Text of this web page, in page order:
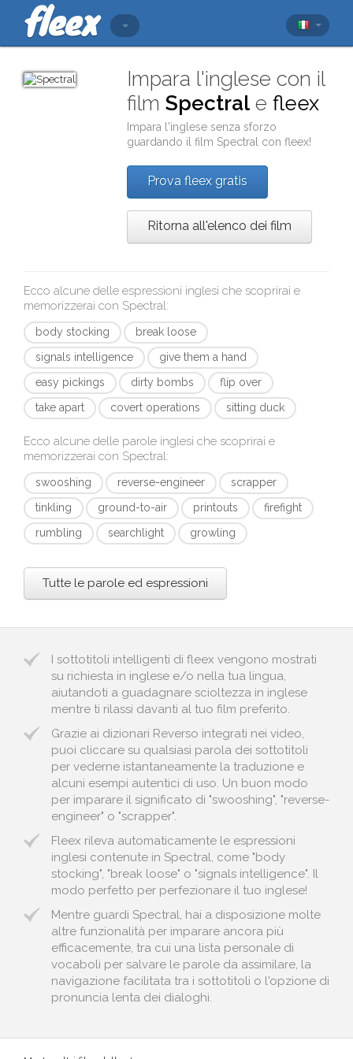
Impara l'inglese con il
filmSpectral efleex
Impara l'inglese senza sforzo
guardando il film Spectral confleex!
Prova fleex gratis
Ritorna all'elenco dei film
Ecco alcune delle espressioni inglesi che scoprirai e
memorizzerai con Spectral:
body stocking
break loose
signals intelligence
give them a hand
easy pickings
dirty bombs
flip over
take apart
covert operations sitting duck
Ecco alcune delle parole inglesi che scoprirai e
memorizzerai con Spectral:
swooshing reverse-engineer
scrapper
tinkling
ground-to-air printouts
firefight
rumbling
searchlight growling
Tutte le parole ed espressioni
I sottotitoli intelligenti di fleex vengono mostrati
su richiesta in inglese e/o nella tua lingua,
aiutandoti a guadagnare scioltezza in inglese
mentre ti rilassi davanti al tuo film preferito.
Grazie ai dizionari Reverso integrati nei video,
puoi cliccare su qualsiasi parola dei sottotitoli
per vederne istantaneamente la traduzione e
alcuni esempi autentici di uso. Un buon modo
per imparare il significato di "swooshing", "reverse-
engineer" o "scrapper".
Fleex rileva automaticamente le espressioni
inglesi contenute in Spectral, come "body
stocking", "break loose" o "signals intelligence". Il
modo perfetto per perfezionare il tuo inglese!
Mentre guardi Spectral, hai a disposizione molte
altre funzionalità per imparare ancora più
efficacemente, tra cui una lista personale di
vocaboli per salvare le parole da assimilare, la
navigazione facilitata tra i sottotitoli o l'opzione di
pronuncia lenta dei dialoghi.